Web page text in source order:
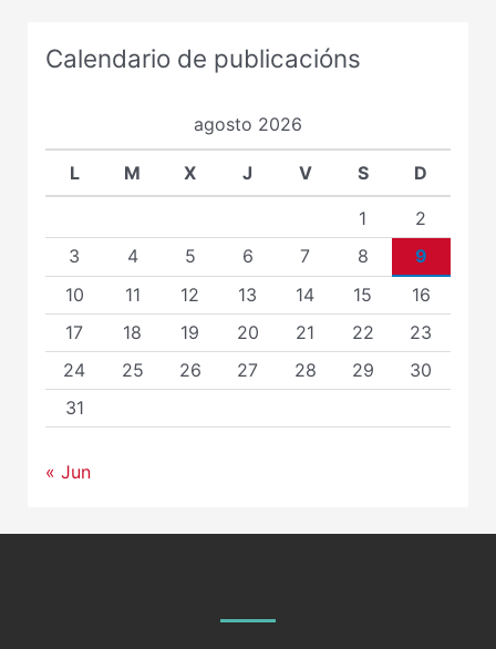
Calendario de publicacións
agosto 2026
L M X J V S D
1
2
3
4 5 6 7 8
9
10
11 12 13 14 15
16
17
18 19 20 21 22
23
24
25 26 27 28 29
30
31
« Jun